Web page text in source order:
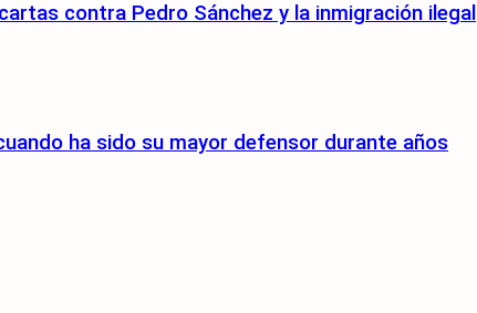
contra Pedro Sánchez y la inmigración ilegal
ha sido su mayor defensor durante años